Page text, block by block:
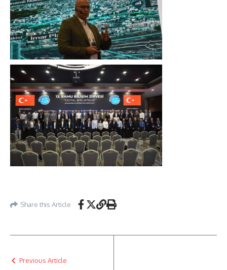
Share this Article
Previous Article